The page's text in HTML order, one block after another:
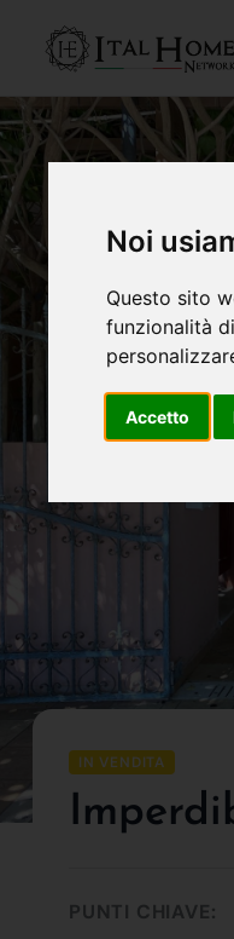
Noi
Questo sito
funzionalità
Accetto
IN VENDITA
PUNTI CHIAVE: